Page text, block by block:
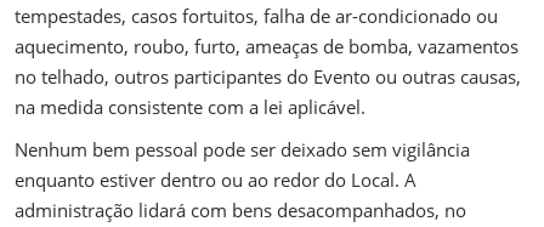
tempestades, casos fortuitos, falha de ar-condicionado ou
aquecimento, roubo, furto, ameaças de bomba, vazamentos
no telhado, outros participantes do Evento ou outras causas,
na medida consistente com a lei aplicável.
Nenhum bem pessoal pode ser deixado sem vigilância
enquanto estiver dentro ou ao redor do Local. A
administração lidará com bens desacompanhados, no